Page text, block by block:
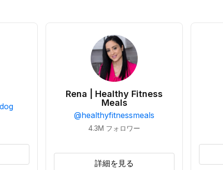
Rena | Healthy Fitness
Meals
@healthyfitnessmeals
4.3M フォロワー
詳細を見る